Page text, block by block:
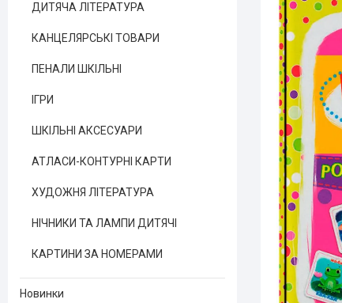
ДИТЯЧА ЛІТЕРАТУРА
КАНЦЕЛЯРСЬКІ ТОВАРИ
ПЕНАЛИ ШКІЛЬНІ
ІГРИ
ШКІЛЬНІ АКСЕСУАРИ
АТЛАСИ-КОНТУРНІ КАРТИ
ХУДОЖНЯ ЛІТЕРАТУРА
НІЧНИКИ ТА ЛАМПИ ДИТЯЧІ
КАРТИНИ ЗА НОМЕРАМИ
Новинки